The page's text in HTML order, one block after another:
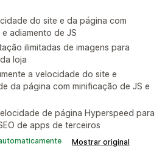
do site e da página com
adiamento de JS
ilimitadas de imagens para
loja
a velocidade do site e
da página com minificação de JS e
de página Hyperspeed para
de apps de terceiros
Mostrar original